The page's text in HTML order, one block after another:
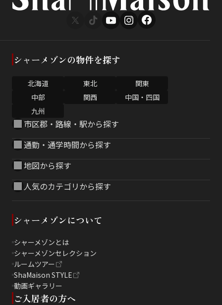
シャーメゾンの物件を探す
北海道 東北
関東
中部
関西
中国・四国
九州
市区郡・路線・駅から探す
通勤・通学時間から探す
地図から探す
人気のカテゴリから探す
シャーメゾンについて
シャーメゾンとは
シャーメゾンセレクション
ルームツアー
ShaMaison STYLE
動画ギャラリー
ご入居者の方へ